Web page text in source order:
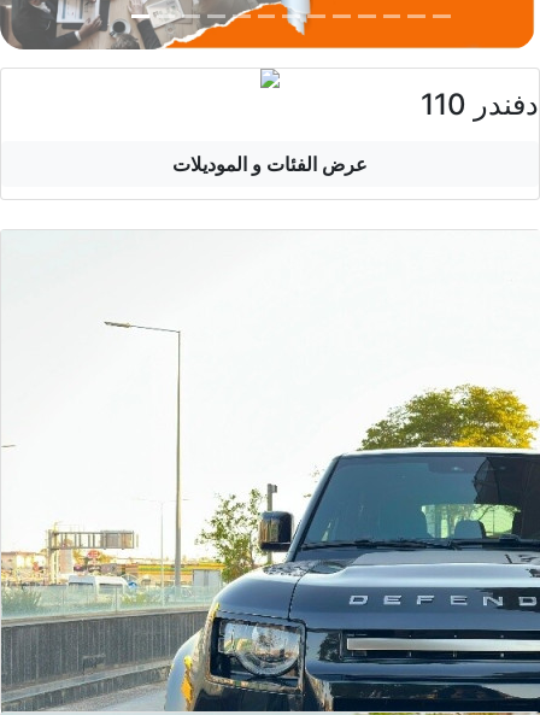
دفندر 110
عرض الفئات و الموديلات